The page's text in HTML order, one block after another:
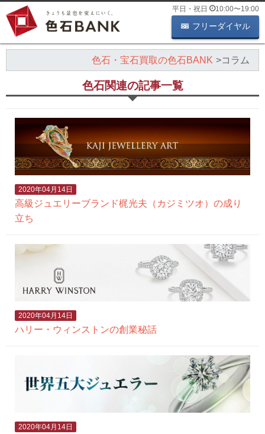
平日・祝日 10:00〜19:00
フリーダイヤル
色石・宝石買取の色石BANK コラム
色石関連の記事一覧
2020年04月14日
高級ジュエリーブランド梶光夫（カジミツオ）の成り
立ち
2020年04月14日
ハリー・ウィンストンの創業秘話
2020年04月14日